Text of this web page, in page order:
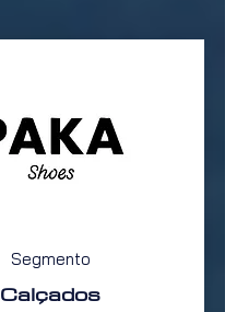
Segmento
Calçados